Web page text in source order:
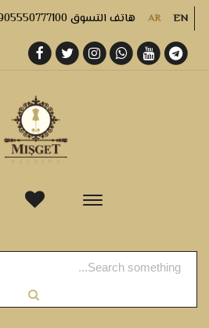
AR EN هاتف التسوق 00905550777100
-